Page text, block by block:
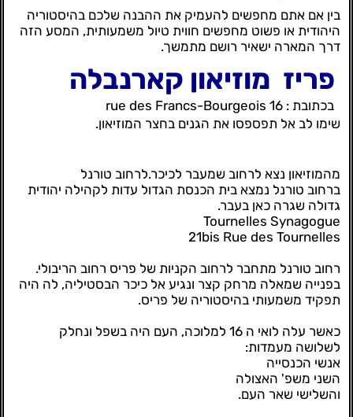
בין אם אתם מחפשים להעמיק את ההבנה שלכם בהיסטוריה
היהודית או פשוט מחפשים חווית טיול משמעותית, המסע הזה
דרך המארה ישאיר רושם מתמשך.
פריז מוזיאון קארנבלה
בכתובת : 16 rue des Francs-Bourgeois
שימו לב אל תפספסו את הגנים בחצר המוזיאון.
מהמוזיאון נצא לרחוב שמעבר לכיכר.לרחוב טורנל
ברחוב טורנל נמצא בית הכנסת הגדול עדות לקהילה יהודית
גדולה שגרה כאן בעבר.
Tournelles Synagogue
21bis Rue des Tournelles
רחוב טורנל מתחבר לרחוב הקניות של פריס רחוב הריבולי.
בפנייה שמאלה מרחק קצר ונגיע אל כיכר הבסטיליה, לה היה
תפקיד משמעותי בהיסטוריה של פריס.
כאשר עלה לואי ה 16 למלוכה, העם היה בשפל ונחלק
לשלושה מעמדות:
אנשי הכנסייה
השני משפ' האצולה
והשלישי שאר העם.